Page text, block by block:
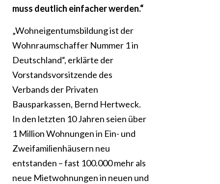
muss deutlich einfacher werden.“
„Wohneigentumsbildung ist der
Wohnraumschaffer Nummer 1 in
Deutschland“, erklärte der
Vorstandsvorsitzende des
Verbands der Privaten
Bausparkassen, Bernd Hertweck.
In den letzten 10 Jahren seien über
1 Million Wohnungen in Ein- und
Zweifamilienhäusern neu
entstanden – fast 100.000 mehr als
neue Mietwohnungen in neuen und